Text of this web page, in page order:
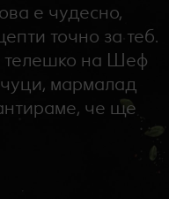
е чудесно,
точно за теб.
телешко на Шеф
мармалад
че ще